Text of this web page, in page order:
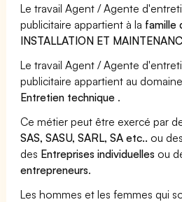
Le travail Agent / Agente
publicitaire appartient à la famille
INSTALLATION ET
Le travail Agent / Agente
publicitaire appartient au
Entretien technique .
Ce métier peut être exercé par
SAS, SASU, SARL, SA etc.. ou
des Entreprises individuelles ou
entrepreneurs.
Les hommes et les femmes qui